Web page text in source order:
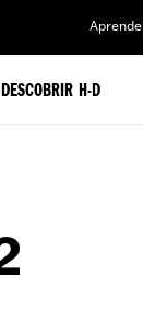
DESCOBRIR H-D